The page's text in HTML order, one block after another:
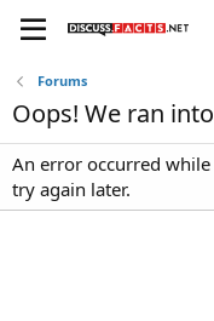
Forums
Oops! We ran
An error occurred while
try again later.